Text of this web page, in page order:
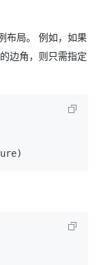
布局。 例如，如果
边角，则只需指定